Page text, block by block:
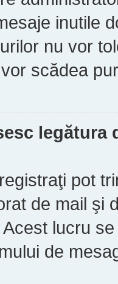
inutile
nu vor
scădea
pot
de mail şi
lucru
de